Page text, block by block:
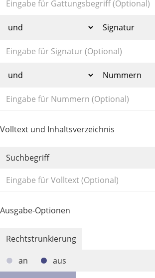
Volltext und Inhaltsverzeichnis
Suchbegriff
Ausgabe-Optionen
Rechtstrunkierung
an
aus